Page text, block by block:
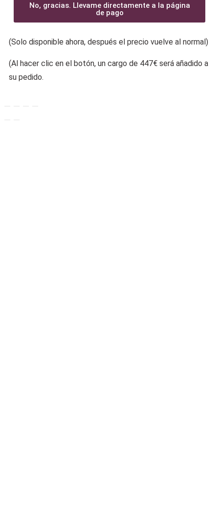
No, gracias. Llevame directamente a la página
de pago
(Solo disponible ahora, después el precio vuelve al normal)
(Al hacer clic en el botón, un cargo de 447€ será añadido a
su pedido.